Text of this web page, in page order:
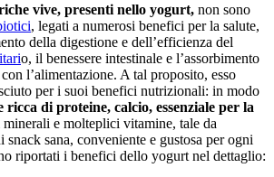
vive, presenti nello yogurt, non sono
, legati a numerosi benefici per la salute,
della digestione e dell’efficienza del
o, il benessere intestinale e l’assorbimento
l’alimentazione. A tal proposito, esso
per i suoi benefici nutrizionali: in modo
ricca di proteine, calcio, essenziale per la
minerali e molteplici vitamine, tale da
snack sana, conveniente e gustosa per ogni
riportati i benefici dello yogurt nel dettaglio: